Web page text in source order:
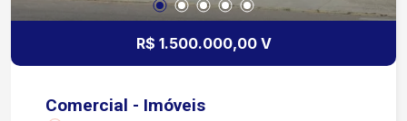
Avenida Dom Aguirre, facilitando o acesso a
diversas regiões Em torno de 5 minutos do
Terminal Santo Antônio Aproximadamente 8
grande fluxo, próxima a bancos, comércios,
R$ 1.500.000,00 V
Comercial - Imóveis